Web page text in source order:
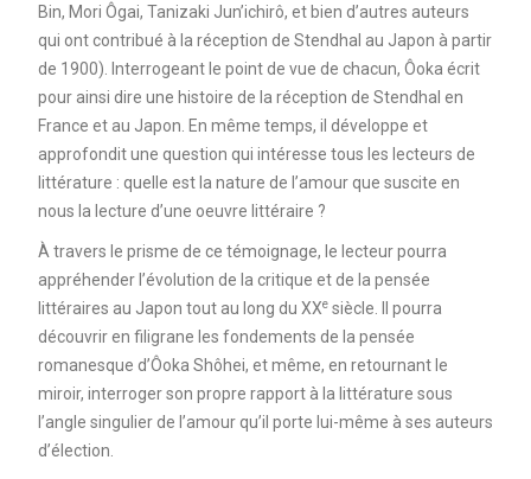
Bin, Mori Ôgai, Tanizaki Jun’ichirô, et bien d’autres auteurs
qui ont contribué à la réception de Stendhal au Japon à partir
de 1900). Interrogeant le point de vue de chacun, Ôoka écrit
pour ainsi dire une histoire de la réception de Stendhal en
France et au Japon. En même temps, il développe et
approfondit une question qui intéresse tous les lecteurs de
littérature : quelle est la nature de l’amour que suscite en
nous la lecture d’une oeuvre littéraire ?
À travers le prisme de ce témoignage, le lecteur pourra
appréhender l’évolution de la critique et de la pensée
littéraires au Japon tout au long du XXesiècle. Il pourra
découvrir en filigrane les fondements de la pensée
romanesque d’Ôoka Shôhei, et même, en retournant le
miroir, interroger son propre rapport à la littérature sous
l’angle singulier de l’amour qu’il porte lui-même à ses auteurs
d’élection.